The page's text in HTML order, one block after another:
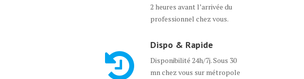
2 heures avant l’arrivée du
professionnel chez vous.
Dispo & Rapide
Disponibilité 24h/7j. Sous 30
mn chez vous sur métropole